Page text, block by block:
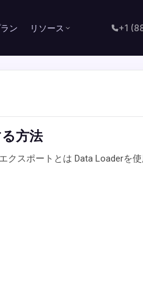
ン リソース +1
方法
スポートとは Data Loaderを